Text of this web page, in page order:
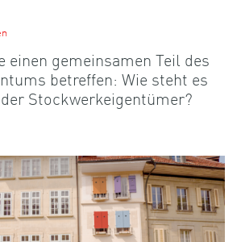
einen gemeinsamen Teil des
betreffen: Wie steht es
Stockwerkeigentümer?